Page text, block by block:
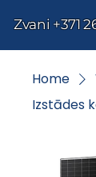
Zvani +371
Home
Izstādes